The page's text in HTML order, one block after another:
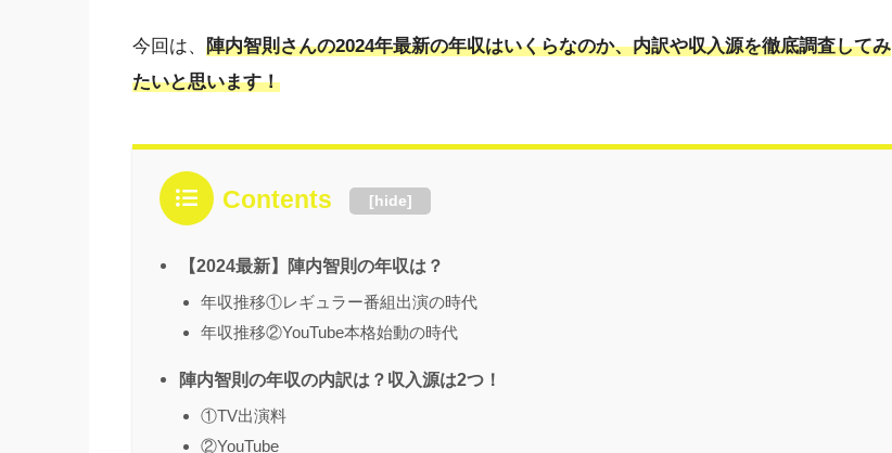
今回は、 陣内智則さんの2024年最新の年収はいくらなのか、内訳や収入源を徹底調査してみ
たいと思います！
Contents [hide]
【2024最新】陣内智則の年収は？
年収推移①レギュラー番組出演の時代
年収推移②YouTube本格始動の時代
陣内智則の年収の内訳は？収入源は2つ！
①TV出演料
②YouTube